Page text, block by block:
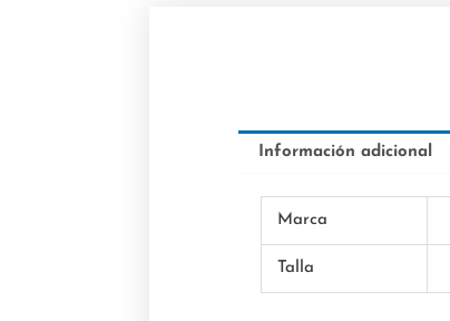
Información adicional
Marca
Talla